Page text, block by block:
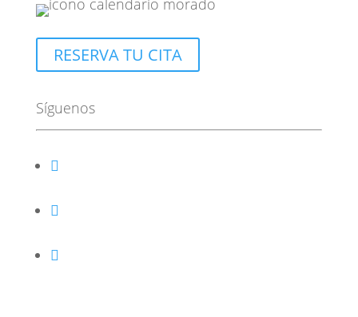
RESERVA TU CITA
Síguenos